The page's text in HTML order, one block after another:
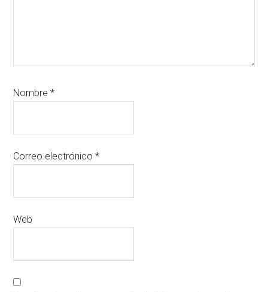
Nombre*
Correo electrónico*
Web